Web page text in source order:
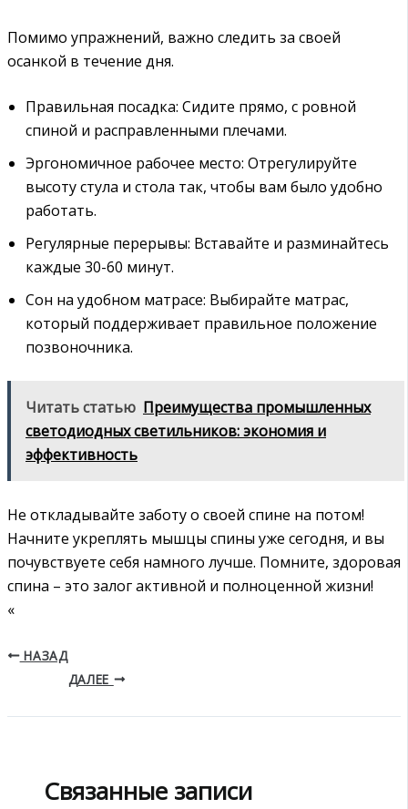
Помимо упражнений, важно следить за своей
осанкой в течение дня.
Правильная посадка: Сидите прямо, с ровной
спиной и расправленными плечами.
Эргономичное рабочее место: Отрегулируйте
высоту стула и стола так, чтобы вам было удобно
работать.
Регулярные перерывы: Вставайте и разминайтесь
каждые 30-60 минут.
Сон на удобном матрасе: Выбирайте матрас,
который поддерживает правильное положение
позвоночника.
Читать статью Преимущества промышленных
светодиодных светильников: экономия и
эффективность
Не откладывайте заботу о своей спине на потом!
Начните укреплять мышцы спины уже сегодня, и вы
почувствуете себя намного лучше. Помните, здоровая
спина – это залог активной и полноценной жизни!
«
НАЗАД
ДАЛЕЕ
Связанные записи